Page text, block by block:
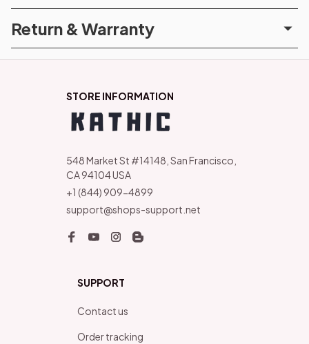
Return & Warranty
STORE INFORMATION
548 Market St #14148, San Francisco,
CA 94104 USA
+1 (844) 909-4899
support@shops-support.net
SUPPORT
Contact us
Order tracking